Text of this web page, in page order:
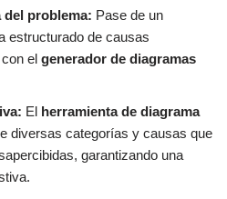
problema: Pase de un
estructurado de causas
el generador de diagramas
El herramienta de diagrama
diversas categorías y causas que
garantizando una